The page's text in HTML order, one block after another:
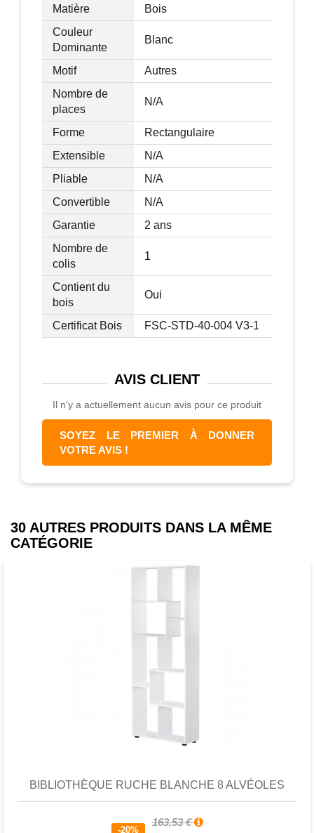
Matière
Bois
Couleur
Dominante
Blanc
Motif
Autres
Nombre de
places
N/A
Forme
Rectangulaire
Extensible
N/A
Pliable
N/A
Convertible
N/A
Garantie
2 ans
Nombre de
colis
1
Contient du
bois
Oui
Certificat Bois FSC-STD-40-004 V3-1
AVIS CLIENT
Il n'y a actuellement aucun avis pour ce produit
SOYEZ LE PREMIER À DONNER
VOTRE AVIS !
30 AUTRES PRODUITS DANS LA MÊME
CATÉGORIE
BIBLIOTHÈQUE RUCHE BLANCHE 8 ALVÉOLES
-20%
163,53 €
Favori